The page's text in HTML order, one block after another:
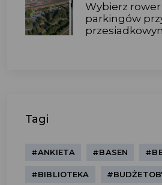
Wybierz rower
parkingów
Tagi
#ANKIETA #BASEN
#BIBLIOTEKA